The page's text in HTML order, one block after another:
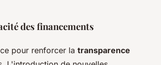
des financements
pour renforcer la transparence